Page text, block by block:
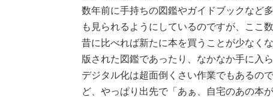
数年前に手持ちの図鑑やガイドブックなど
も見られるようにしているのですが、ここ
昔に比べれば新たに本を買うことが少なく
版された図鑑であったり、なかなか手に入
デジタル化は超面倒くさい作業でもあるの
ど、やっぱり出先で「あぁ、自宅のあの本